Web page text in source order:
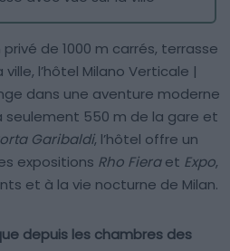
de 1000 m carrés, terrasse
l’hôtel Milano Verticale |
dans une aventure moderne
seulement 550 m de la gare et
Garibaldi, l’hôtel offre un
expositions Rho Fieraet Expo,
et à la vie nocturne de Milan.
depuis les chambres des